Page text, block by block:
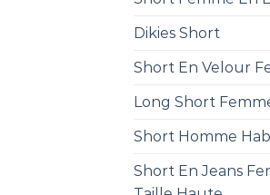
Dikies Short
Short En Velour
Long Short
Short Homme
Short En Jeans